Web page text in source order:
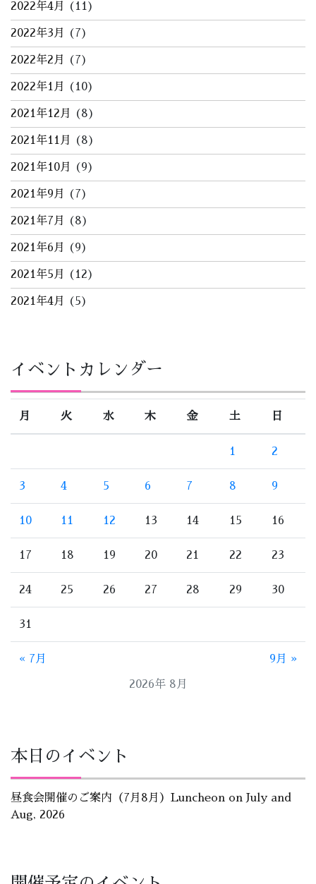
2022年4月 (11)
2022年3月 (7)
2022年2月 (7)
2022年1月 (10)
2021年12月 (8)
2021年11月 (8)
2021年10月 (9)
2021年9月 (7)
2021年7月 (8)
2021年6月 (9)
2021年5月 (12)
2021年4月 (5)
イベントカレンダー
2026年 8月
月 火 水 木 金 土 日
1 2
3 4 5 6 7 8 9
10 11 12 13 14 15 16
17 18 19 20 21 22 23
24 25 26 27 28 29 30
31
« 7月 9月 »
本日のイベント
昼食会開催のご案内（7月8月）Luncheon on July and
Aug, 2026